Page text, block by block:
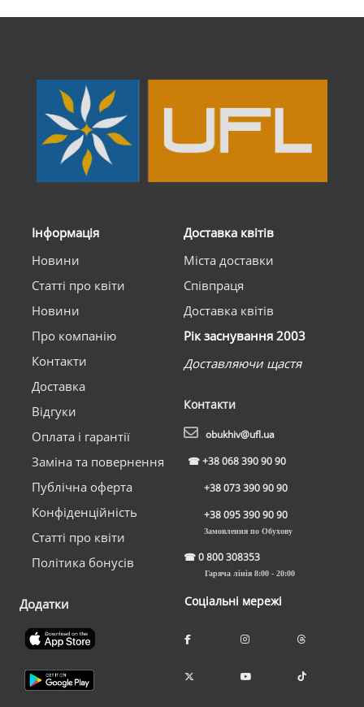
Інформація
Новини
Статті про квіти
Новини
Про компанію
Контакти
Доставка
Відгуки
Оплата і гарантії
Заміна та повернення
Публічна оферта
Конфіденційність
Статті про квіти
Політика бонусів
Додатки
Доставка квітів
Міста доставки
Співпраця
Доставка квітів
Рік заснування 2003
Доставляючи щастя
Контакти
obukhiv@ufl.ua
☎+38 068 390 90 90
+38 073 390 90 90
+38 095 390 90 90
Замовлення по Обухову
☎0 800 308353
Гаряча лінія 8:00 - 20:00
Соціальні мережі